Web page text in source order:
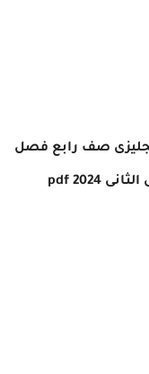
الثانى 2024 ، حل كتاب النشاط انجليزى صف رابع فصل
2024
pdf